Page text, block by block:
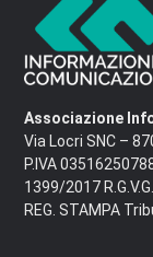
Associazione
Via Locri SNC –
P.IVA
1399/2017
REG. STAMPA